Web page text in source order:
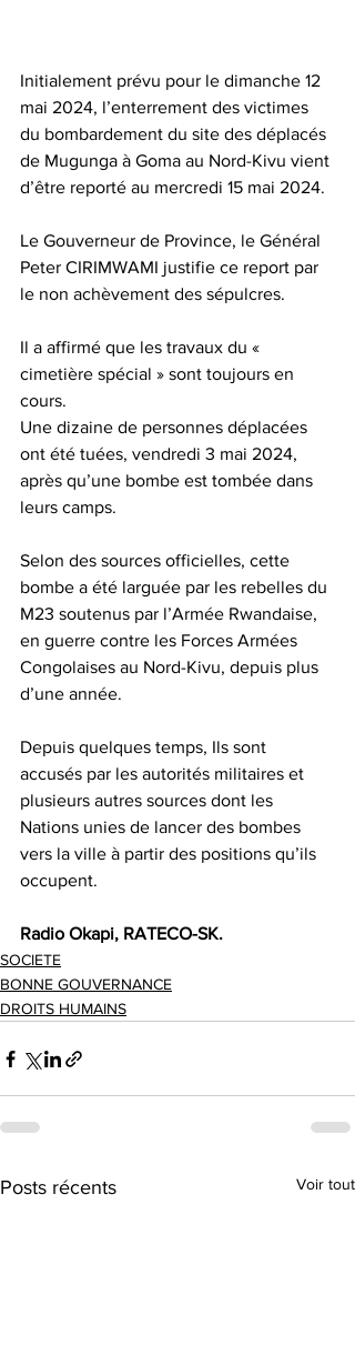
Initialement prévu pour le dimanche 12
mai 2024, l’enterrement des victimes
du bombardement du site des déplacés
de Mugunga à Goma au Nord-Kivu vient
d’être reporté au mercredi 15 mai 2024.
Le Gouverneur de Province, le Général
Peter CIRIMWAMI justifie ce report par
le non achèvement des sépulcres.
Il a affirmé que les travaux du «
cimetière spécial » sont toujours en
cours.
Une dizaine de personnes déplacées
ont été tuées, vendredi 3 mai 2024,
après qu’une bombe est tombée dans
leurs camps.
Selon des sources officielles, cette
bombe a été larguée par les rebelles du
M23 soutenus par l’Armée Rwandaise,
en guerre contre les Forces Armées
Congolaises au Nord-Kivu, depuis plus
d’une année.
Depuis quelques temps, Ils sont
accusés par les autorités militaires et
plusieurs autres sources dont les
Nations unies de lancer des bombes
vers la ville à partir des positions qu’ils
occupent.
Radio Okapi, RATECO-SK.
SOCIETE
BONNE GOUVERNANCE
DROITS HUMAINS
Posts récents Voir tout